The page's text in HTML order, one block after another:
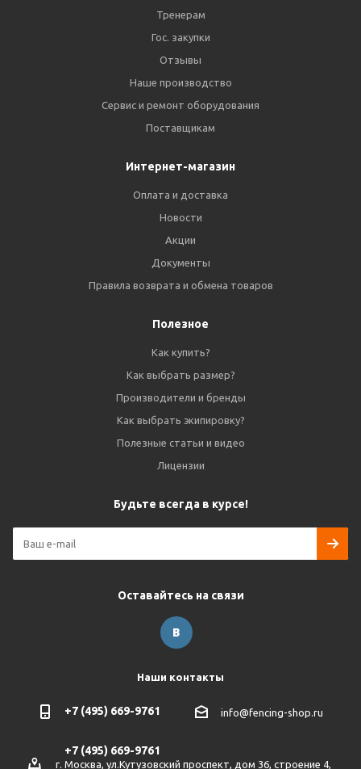
Тренерам
Гос. закупки
Отзывы
Наше производство
Сервис и ремонт оборудования
Поставщикам
Интернет-магазин
Оплата и доставка
Новости
Акции
Документы
Правила возврата и обмена товаров
Полезное
Как купить?
Как выбрать размер?
Производители и бренды
Как выбрать экипировку?
Полезные статьи и видео
Лицензии
Будьте всегда в курсе!
Оставайтесь на связи
Наши контакты
+7 (495) 669-9761
+7 (495) 669-9761
info@fencing-shop.ru
г. Москва, ул.Кутузовский проспект, дом 36, строение 4,